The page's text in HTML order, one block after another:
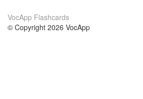
VocApp Flashcards
© Copyright 2026 VocApp